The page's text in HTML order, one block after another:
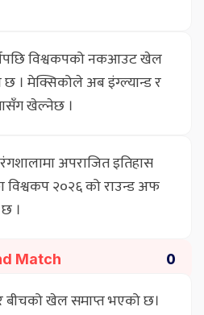
विश्वकपको नकआउट खेल
। मेक्सिकोले अब इंग्ल्यान्ड र
खेल्नेछ ।
अपराजित इतिहास
विश्वकप २०२६ को राउन्ड अफ
।
Match 0
बीचको खेल समाप्त भएको छ।